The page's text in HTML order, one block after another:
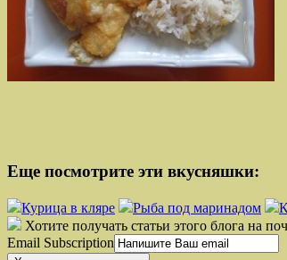
Еще посмотрите эти вкусняшки:
Курица в кляре Рыба под маринадом
Хотите получать статьи этого блога на
Email Subscription